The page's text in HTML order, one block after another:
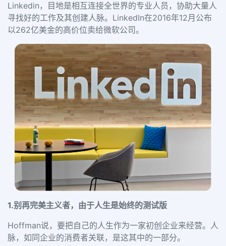
Linkedin，目地是相互连接全世界的专业人员，协助大量人
寻找好的工作及其创建人脉。LinkedIn在2016年12月公布
以262亿美金的高价位卖给微软公司。
1.别再完美主义者，由于人生是始终的测试版
Hoffman说，要把自己的人生作为一家初创企业来经营。人
脉，如同企业的消费者关联，是这其中的一部分。